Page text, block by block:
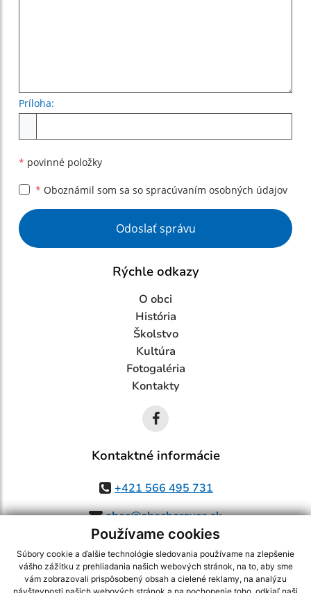
Používame cookies
Súbory cookie a ďalšie technológie sledovania používame na zlepšenie
vášho zážitku z prehliadania našich webových stránok, na to, aby sme
vám zobrazovali prispôsobený obsah a cielené reklamy, na analýzu
Príloha:
* povinné položky
* Oboznámil som sa so spracúvaním osobných údajov
Google reCaptcha Response
Odoslať správu
Rýchle odkazy
O obci
História
Školstvo
Kultúra
Fotogaléria
Kontakty
Kontaktné informácie
+421 566 495 731
obec@obechorovce.sk
využite možnosť získavania aktuálnych informácií s využitím RSS